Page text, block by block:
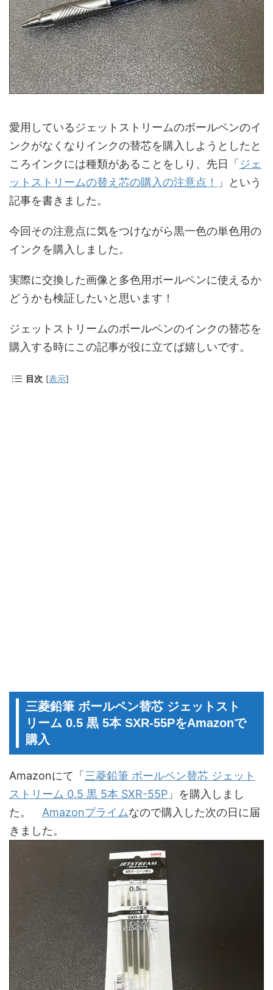
愛用しているジェットストリームのボールペンのイ
ンクがなくなりインクの替芯を購入しようとしたと
ころインクには種類があることをしり、先日「ジェ
ットストリームの替え芯の購入の注意点！
」という
記事を書きました。
今回その注意点に気をつけながら黒一色の単色用の
インクを購入しました。
実際に交換した画像と多色用ボールペンに使えるか
どうかも検証したいと思います！
ジェットストリームのボールペンのインクの替芯を
購入する時にこの記事が役に立てば嬉しいです。
目次 [表示]
三菱鉛筆 ボールペン替芯 ジェットスト
リーム 0.5 黒 5本 SXR-55PをAmazonで
購入
Amazonにて「三菱鉛筆 ボールペン替芯 ジェット
ストリーム 0.5 黒 5本 SXR-55P 」を購入しまし
た。 Amazonプライムなので購入した次の日に届
きました。